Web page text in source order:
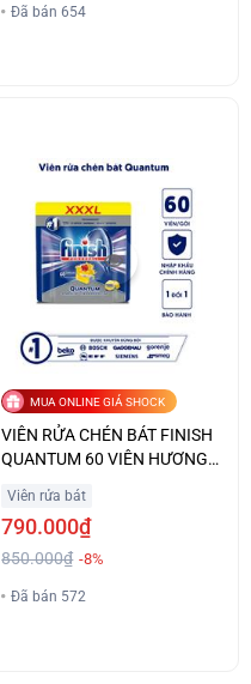
Đã bán 654
MUA ONLINE GIÁ SHOCK
VIÊN RỬA CHÉN BÁT FINISH
QUANTUM 60 VIÊN HƯƠNG
Viên rửa bát
790.000₫
850.000₫ -8%
Đã bán 572